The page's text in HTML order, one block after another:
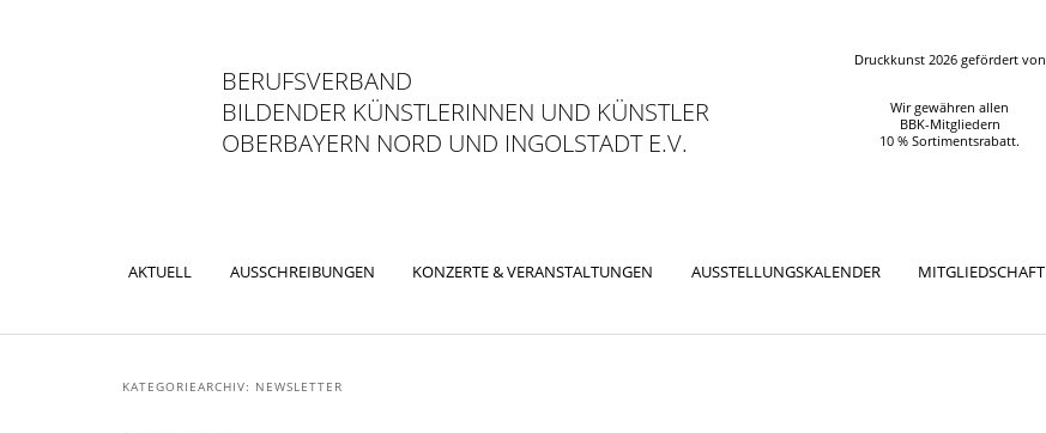
BERUFSVERBAND
BILDENDER KÜNSTLERINNEN UND KÜNSTLER
OBERBAYERN NORD UND INGOLSTADT E.V.
Druckkunst 2026 gefördert von
Wir gewähren allen
BBK-Mitgliedern
10 % Sortimentsrabatt.
ZUM
PRIMÄREN
INHALT
ZUM
SEKUNDÄREN
INHALT
AKTUELL AUSSCHREIBUNGEN KONZERTE & VERANSTALTUNGEN AUSSTELLUNGSKALENDER MITGLIEDSCHAFT
KATEGORIEARCHIV: NEWSLETTER